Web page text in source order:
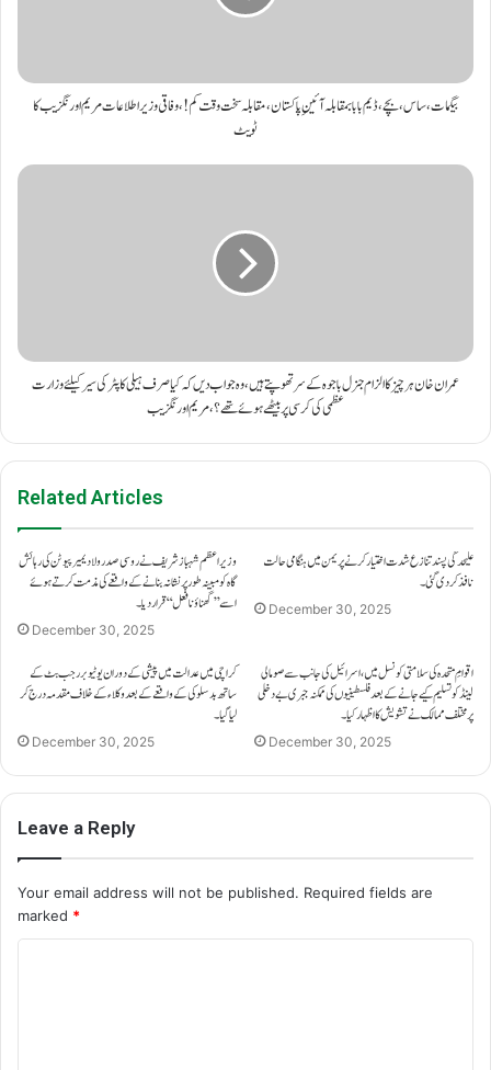
بیگمات ،ساس ،بچے، ڈیم بابا بمقابلہ آئینِ پاکستان ، مقابلہ سخت وقت کم !،وفاقی وزیر اطلاعات مریم اورنگزیب کا
ٹویٹ
عمران خان ہر چیز کا الزام جنرل باجوہ کےسرتھوپتے ہیں، وہ جواب دیں کہ کیاصرف ہیلی کاپٹرکی سیرکیلئے وزارت
عظمی کی کرسی پربیٹھےہوئےتھے؟،مریم اورنگزیب
Related Articles
وزیراعظم شہباز شریف نے روسی صدر ولادیمیر پیوٹن کی رہائش
گاہ کو مبینہ طور پر نشانہ بنانے کے واقعے کی مذمت کرتے ہوئے
اسے ’’گھناؤنا فعل‘‘ قرار دیا۔
December 30, 2025
علیحدگی پسند تنازع شدت اختیار کرنے پر یمن میں ہنگامی حالت
نافذ کر دی گئی۔
December 30, 2025
کراچی میں عدالت میں پیشی کے دوران یوٹیوبر رجب بٹ کے
ساتھ بدسلوکی کے واقعے کے بعد وکلاء کے خلاف مقدمہ درج کر
لیا گیا۔
December 30, 2025
اقوامِ متحدہ کی سلامتی کونسل میں، اسرائیل کی جانب سے صومالی
لینڈ کو تسلیم کیے جانے کے بعد فلسطینیوں کی ممکنہ جبری بے دخلی
پر مختلف ممالک نے تشویش کا اظہار کیا۔
December 30, 2025
Leave a Reply
Your email address will not be published. Required fields are
marked *